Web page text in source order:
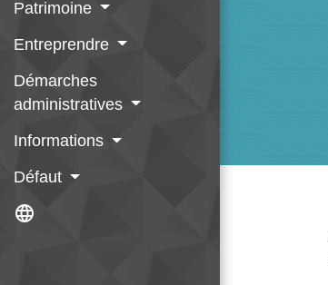
Patrimoine
Entreprendre
Démarches
administratives
Informations
Défaut
language